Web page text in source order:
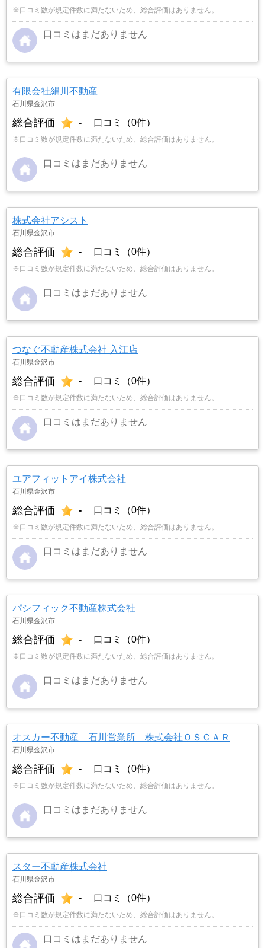
※口コミ数が規定件数に満たないため、総合評価はありません。
口コミはまだありません
有限会社絹川不動産
石川県金沢市
総合評価 - 口コミ（0件）
※口コミ数が規定件数に満たないため、総合評価はありません。
口コミはまだありません
株式会社アシスト
石川県金沢市
総合評価 - 口コミ（0件）
※口コミ数が規定件数に満たないため、総合評価はありません。
口コミはまだありません
つなぐ不動産株式会社 入江店
石川県金沢市
総合評価 - 口コミ（0件）
※口コミ数が規定件数に満たないため、総合評価はありません。
口コミはまだありません
ユアフィットアイ株式会社
石川県金沢市
総合評価 - 口コミ（0件）
※口コミ数が規定件数に満たないため、総合評価はありません。
口コミはまだありません
パシフィック不動産株式会社
石川県金沢市
総合評価 - 口コミ（0件）
※口コミ数が規定件数に満たないため、総合評価はありません。
口コミはまだありません
オスカー不動産 石川営業所 株式会社ＯＳＣＡＲ
石川県金沢市
総合評価 - 口コミ（0件）
※口コミ数が規定件数に満たないため、総合評価はありません。
口コミはまだありません
スター不動産株式会社
石川県金沢市
総合評価 - 口コミ（0件）
※口コミ数が規定件数に満たないため、総合評価はありません。
口コミはまだありません